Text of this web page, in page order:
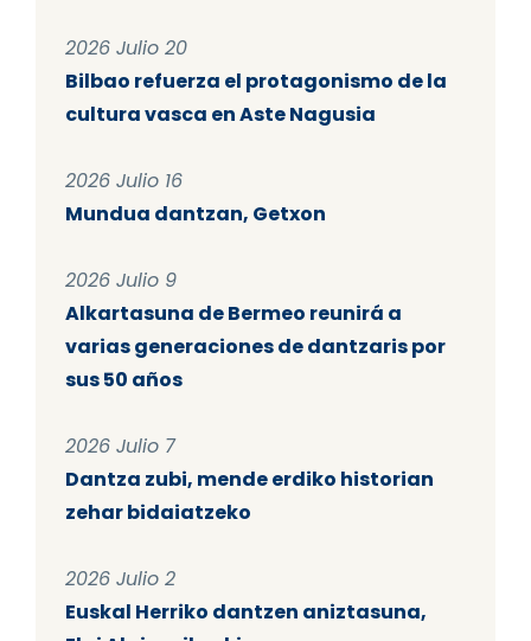
2026 Julio 20
Bilbao refuerza el protagonismo de la
cultura vasca en Aste Nagusia
2026 Julio 16
Mundua dantzan, Getxon
2026 Julio 9
Alkartasuna de Bermeo reunirá a
varias generaciones de dantzaris por
sus 50 años
2026 Julio 7
Dantza zubi, mende erdiko historian
zehar bidaiatzeko
2026 Julio 2
Euskal Herriko dantzen aniztasuna,